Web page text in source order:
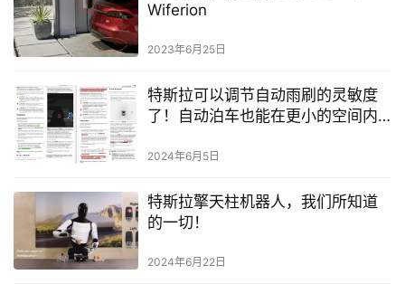
Wiferion
2023年6月25日
特斯拉可以调节自动雨刷的灵敏度
了！自动泊车也能在更小的空间内
2024年6月5日
特斯拉擎天柱机器人，我们所知道
的一切！
2024年6月22日